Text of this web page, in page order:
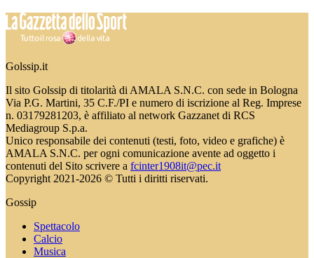
Golssip.it
Il sito Golssip di titolarità di AMALA S.N.C. con sede in Bologna
Via P.G. Martini, 35 C.F./PI e numero di iscrizione al Reg. Imprese
n. 03179281203, è affiliato al network Gazzanet di RCS
Mediagroup S.p.a.
Unico responsabile dei contenuti (testi, foto, video e grafiche) è
AMALA S.N.C. per ogni comunicazione avente ad oggetto i
contenuti del Sito scrivere a fcinter1908it@pec.it
Copyright 2021-2026 © Tutti i diritti riservati.
Gossip
Spettacolo
Calcio
Musica